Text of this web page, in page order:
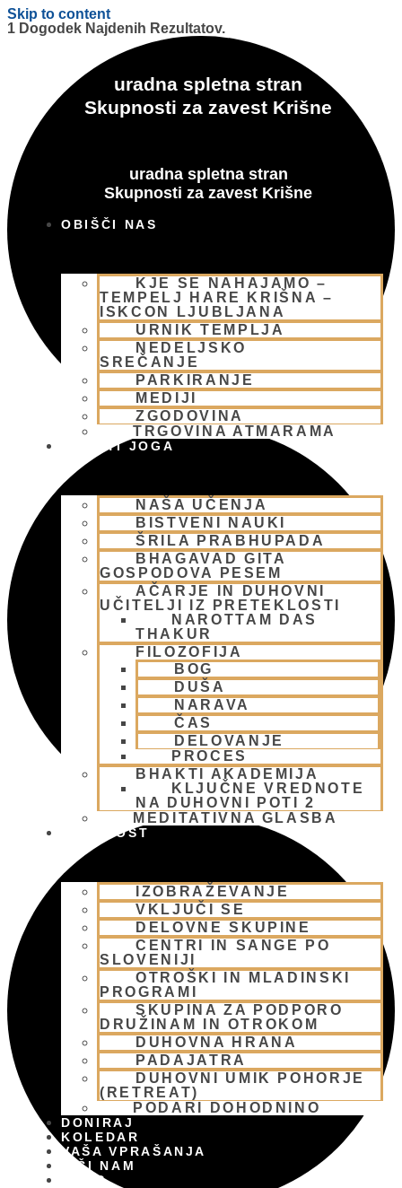
Skip to content
uradna spletna stran
Skupnosti za zavest Krišne
uradna spletna stran
Skupnosti za zavest Krišne
OBIŠČI NAS
KJE SE NAHAJAMO –
TEMPELJ HARE KRIŠNA –
ISKCON LJUBLJANA
URNIK TEMPLJA
NEDELJSKO
SREČANJE
PARKIRANJE
MEDIJI
ZGODOVINA
TRGOVINA ATMARAMA
BHAKTI JOGA
NAŠA UČENJA
BISTVENI NAUKI
ŠRILA PRABHUPADA
BHAGAVAD GITA
GOSPODOVA PESEM
AČARJE IN DUHOVNI
UČITELJI IZ PRETEKLOSTI
NAROTTAM DAS
THAKUR
FILOZOFIJA
BOG
DUŠA
NARAVA
ČAS
DELOVANJE
PROCES
BHAKTI AKADEMIJA
KLJUČNE VREDNOTE
NA DUHOVNI POTI 2
MEDITATIVNA GLASBA
SKUPNOST
IZOBRAŽEVANJE
VKLJUČI SE
DELOVNE SKUPINE
CENTRI IN SANGE PO
SLOVENIJI
OTROŠKI IN MLADINSKI
PROGRAMI
SKUPINA ZA PODPORO
DRUŽINAM IN OTROKOM
DUHOVNA HRANA
PADAJATRA
DUHOVNI UMIK POHORJE
(RETREAT)
PODARI DOHODNINO
DONIRAJ
KOLEDAR
VAŠA VPRAŠANJA
PIŠI NAM
BLOG
1 Dogodek Najdenih Rezultatov.